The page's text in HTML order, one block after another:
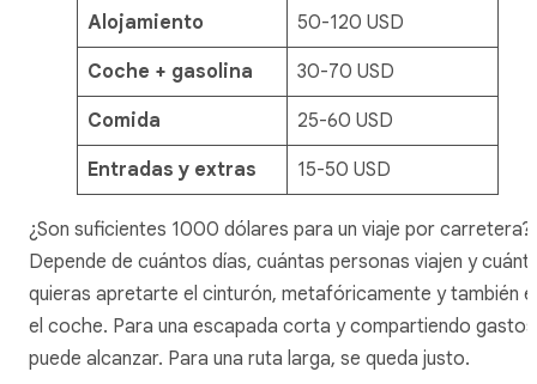
Alojamiento 50-120 USD
Coche + gasolina 30-70 USD
Comida 25-60 USD
Entradas y extras 15-50 USD
¿Son suficientes 1000 dólares para un viaje por carretera?
Depende de cuántos días, cuántas personas viajen y
quieras apretarte el cinturón, metafóricamente y también
el coche. Para una escapada corta y compartiendo
puede alcanzar. Para una ruta larga, se queda justo.